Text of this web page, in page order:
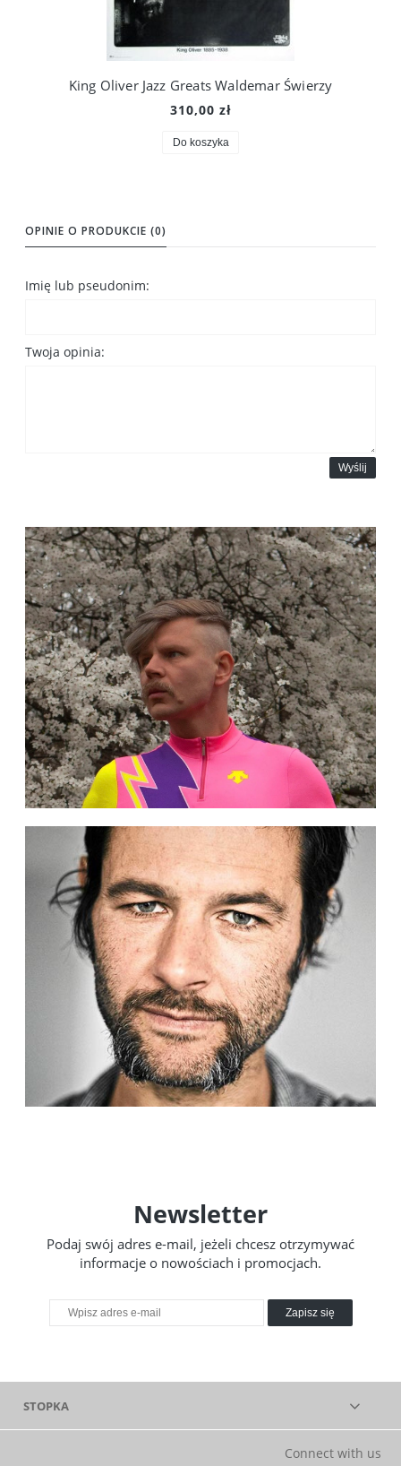
King Oliver Jazz Greats Waldemar Świerzy
310,00 zł
Do koszyka
OPINIE O PRODUKCIE (0)
Imię lub pseudonim:
Twoja opinia:
Wyślij
Newsletter
Podaj swój adres e-mail, jeżeli chcesz otrzymywać
informacje o nowościach i promocjach.
Zapisz się
STOPKA
Connect with us